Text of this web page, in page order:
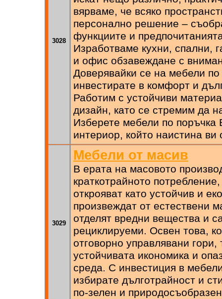
3028
вярваме, че всяко
персонално решение –
функциите и
Изработваме кухни, спални,
и офис обзавеждане с
Доверявайки се на мебели
инвестирате в комфорт и
Работим с устойчиви
дизайн, като се стремим да
Изберете мебели по поръчка
интериор, който наистина ви
3029
Мебели от масив
В ерата на масовото
краткотрайното
открояват като устойчив и
произвеждат от естествени
отделят вредни вещества и
рециклируеми. Освен това,
отговорно управлявани гори,
устойчивата икономика и
среда. С инвестиция в
избирате дълготрайност и
по-зелен и